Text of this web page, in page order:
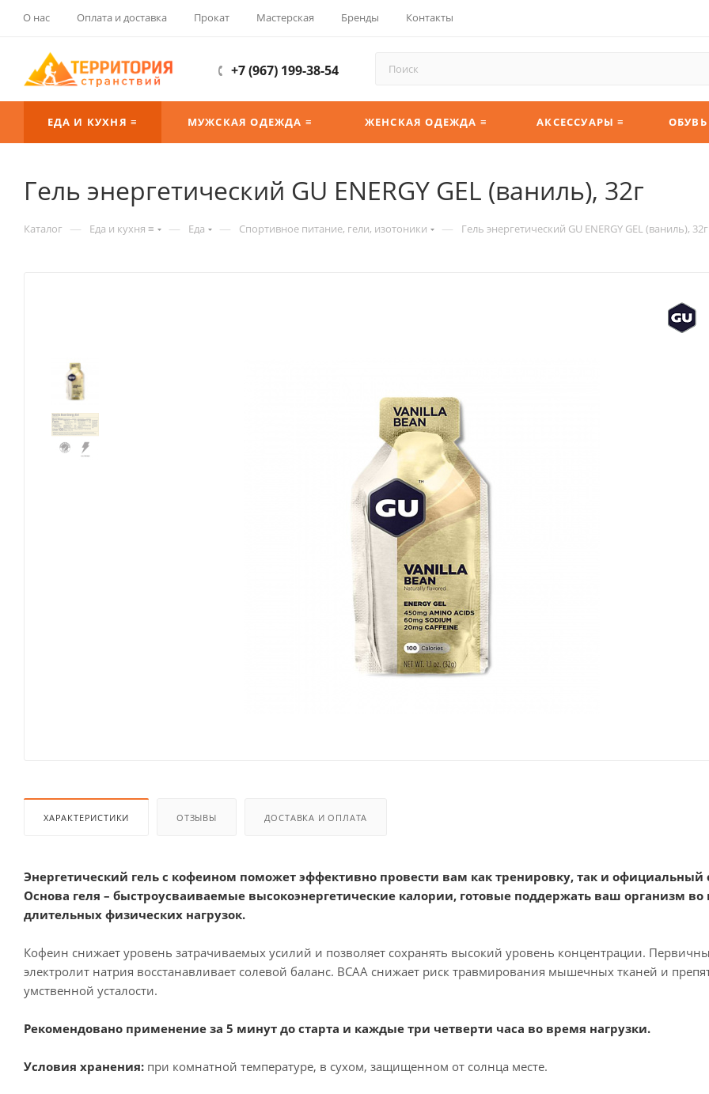
О нас Оплата и доставка Прокат Мастерская Бренды Контакты
+7 (967) 199-38-54
ЕДА И КУХНЯ ≡ МУЖСКАЯ ОДЕЖДА ≡ ЖЕНСКАЯ ОДЕЖДА ≡ АКСЕССУАРЫ ≡ ОБУВЬ
Гель энергетический GU ENERGY GEL (ваниль), 32г
Каталог — Еда и кухня ≡ — Еда — Спортивное питание, гели, изотоники — Гель энергетический GU ENERGY GEL (ваниль), 32г
ХАРАКТЕРИСТИКИ ОТЗЫВЫ ДОСТАВКА И ОПЛАТА
Энергетический гель с кофеином поможет эффективно провести вам как тренировку, так и официальный
Основа геля – быстроусваиваемые высокоэнергетические калории, готовые поддержать ваш организм во
длительных физических нагрузок.
Кофеин снижает уровень затрачиваемых усилий и позволяет сохранять высокий уровень концентрации.
электролит натрия восстанавливает солевой баланс. ВСАА снижает риск травмирования мышечных тканей и
умственной усталости.
Рекомендовано применение за 5 минут до старта и каждые три четверти часа во время нагрузки.
Условия хранения: при комнатной температуре, в сухом, защищенном от солнца месте.